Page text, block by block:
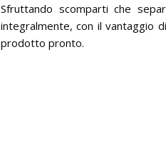
Sfruttando scomparti che
integralmente, con il vantaggio
prodotto pronto.